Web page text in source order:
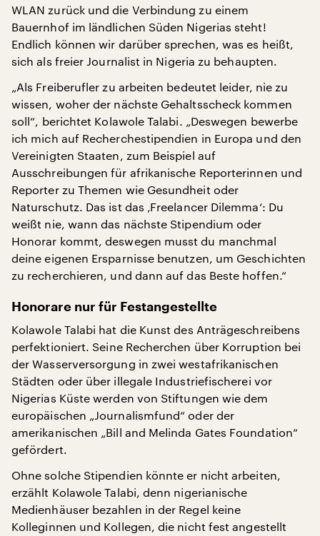
WLAN zurück und die Verbindung zu einem
Bauernhof im ländlichen Süden Nigerias steht!
Endlich können wir darüber sprechen, was es heißt,
sich als freier Journalist in Nigeria zu behaupten.
„Als Freiberufler zu arbeiten bedeutet leider, nie zu
wissen, woher der nächste Gehaltsscheck kommen
soll“, berichtet Kolawole Talabi. „Deswegen bewerbe
ich mich auf Recherchestipendien in Europa und den
Vereinigten Staaten, zum Beispiel auf
Ausschreibungen für afrikanische Reporterinnen und
Reporter zu Themen wie Gesundheit oder
Naturschutz. Das ist das ‚Freelancer Dilemma‘: Du
weißt nie, wann das nächste Stipendium oder
Honorar kommt, deswegen musst du manchmal
deine eigenen Ersparnisse benutzen, um Geschichten
zu recherchieren, und dann auf das Beste hoffen.“
Honorare nur für Festangestellte
Kolawole Talabi hat die Kunst des Anträgeschreibens
perfektioniert. Seine Recherchen über Korruption bei
der Wasserversorgung in zwei westafrikanischen
Städten oder über illegale Industriefischerei vor
Nigerias Küste werden von Stiftungen wie dem
europäischen „Journalismfund“ oder der
amerikanischen „Bill and Melinda Gates Foundation“
gefördert.
Ohne solche Stipendien könnte er nicht arbeiten,
erzählt Kolawole Talabi, denn nigerianische
Medienhäuser bezahlen in der Regel keine
Kolleginnen und Kollegen, die nicht fest angestellt